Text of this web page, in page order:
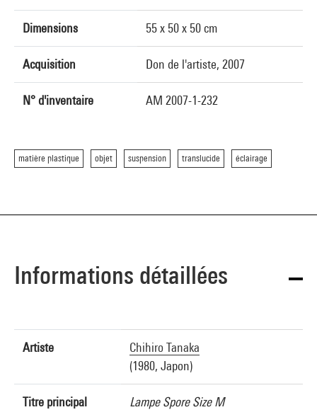
Dimensions 55 x 50 x 50 cm
Acquisition Don de l'artiste, 2007
N° d'inventaire AM 2007-1-232
matière plastique objet suspension translucide éclairage
Informations détaillées
Artiste
Chihiro Tanaka
(1980, Japon)
Titre principal Lampe Spore Size M